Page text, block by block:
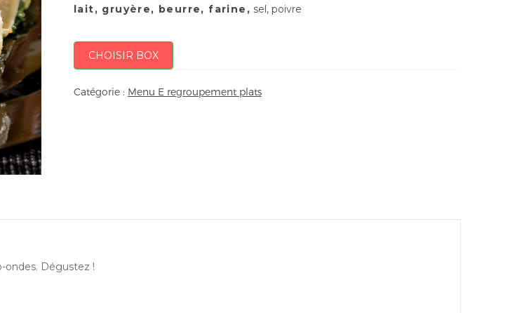
lait, gruyère, beurre, farine, sel, poivre
CHOISIR BOX
Catégorie : Menu E regroupement plats
ondes. Dégustez !